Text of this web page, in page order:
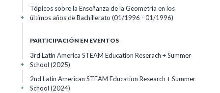
Tópicos sobre la Enseñanza de la Geometría en los
últimos años de Bachillerato (01/1996 - 01/1996)
+
PARTICIPACIÓN EN EVENTOS
3rd Latin America STEAM Education Reserach + Summer
School (2025)
+
2nd Latin American STEAM Education Research + Summer
School (2024)
+